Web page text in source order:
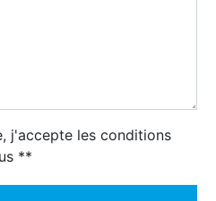
j'accepte les conditions
**